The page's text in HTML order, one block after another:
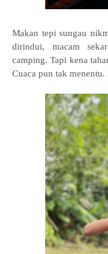
Makan tepi sungau
dirindui, macam
camping. Tapi kena
Cuaca pun tak